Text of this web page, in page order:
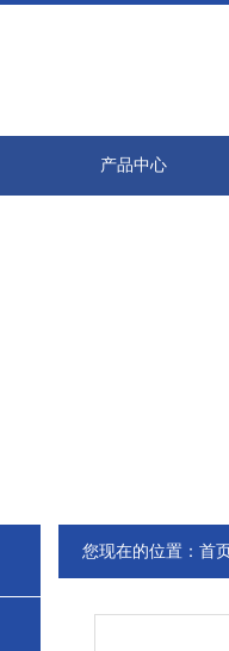
产品中心
您现在的位置： 首